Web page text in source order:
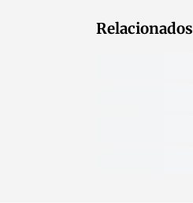
Relacionados